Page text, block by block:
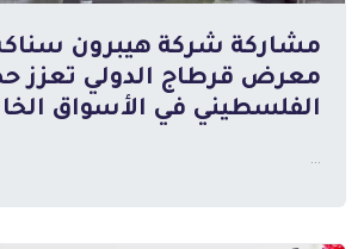
مشاركة شركة هيبرون
معرض قرطاج الدولي تعزز
الفلسطيني في الأسواق
...
المزيد